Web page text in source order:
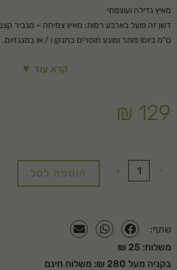
מאיץ גדילה ועוצמתי
דשן זה פועל בארבע רמות: מאיץ צמיחה – מגביר
ס"מ ביום! פותר ומונע חוסרים בחנקן ו / או
כתוסף יעיל במיוחד ומהיר השפעה המשיב ומעודד את
קרא עוד ▼
₪ 129
-
+ הוספה לסל
שתף:
משלוח: 25 ₪
בקניה מעל 280 ₪: משלוח חינם